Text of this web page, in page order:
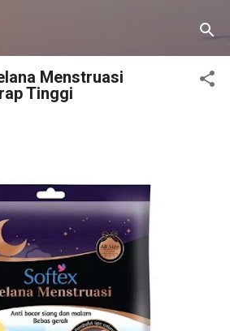
Menstruasi
Tinggi